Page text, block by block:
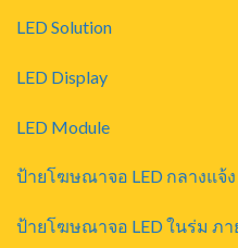
LED Solution
LED Display
LED Module
ป้ายโฆษณาจอ LED กลางแจ้
ป้ายโฆษณาจอ LED ในร่ม ภา